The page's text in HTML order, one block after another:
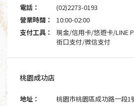
電話：
(02)2273-0193
營業時間：
10:00-02:00
支付工具：
現金/信用卡/悠遊卡/LINE
街口支付/微信支付
桃園成功店
地址：
桃園市桃園區成功路一段1